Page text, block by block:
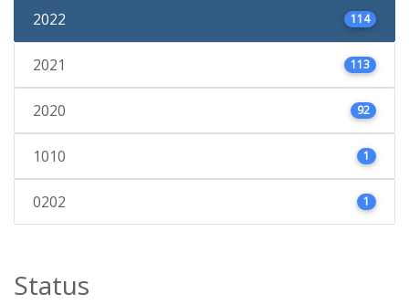
2022 114
2021 113
2020 92
1010 1
0202 1
Status